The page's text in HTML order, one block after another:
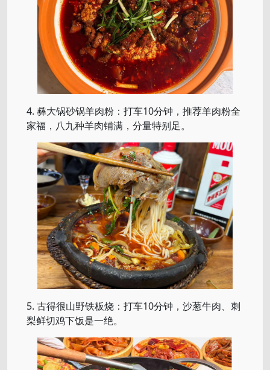
4. 彝大锅砂锅羊肉粉：打车10分钟，推荐羊肉粉全
家福，八九种羊肉铺满，分量特别足。
5. 古得很山野铁板烧：打车10分钟，沙葱牛肉、刺
梨鲜切鸡下饭是一绝。